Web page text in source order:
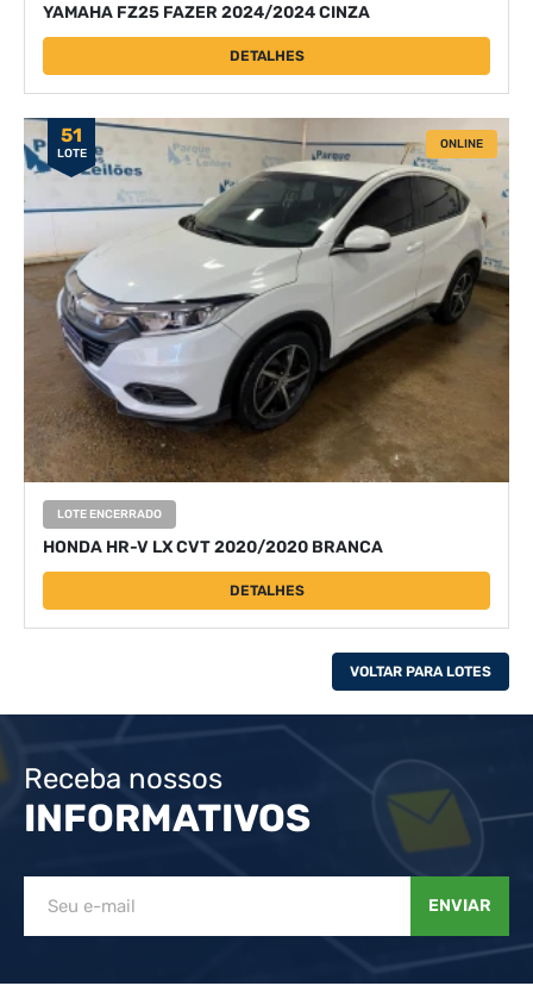
YAMAHA FZ25 FAZER 2024/2024 CINZA
DETALHES
51
LOTE
ONLINE
LOTE ENCERRADO
HONDA HR-V LX CVT 2020/2020 BRANCA
DETALHES
VOLTAR PARA LOTES
Receba nossos
INFORMATIVOS
ENVIAR